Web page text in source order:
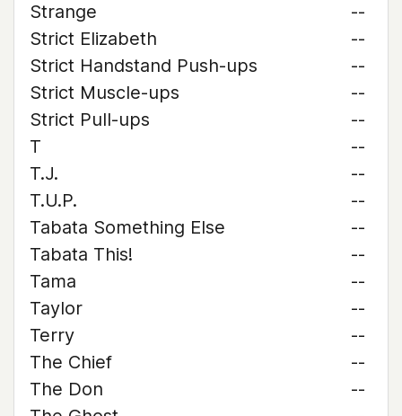
Strange
--
Strict Elizabeth
--
Strict Handstand Push-ups
--
Strict Muscle-ups
--
Strict Pull-ups
--
T
--
T.J.
--
T.U.P.
--
Tabata Something Else
--
Tabata This!
--
Tama
--
Taylor
--
Terry
--
The Chief
--
The Don
--